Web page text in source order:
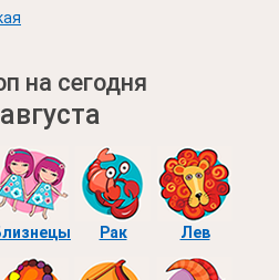
на сегодня
Рак Лев